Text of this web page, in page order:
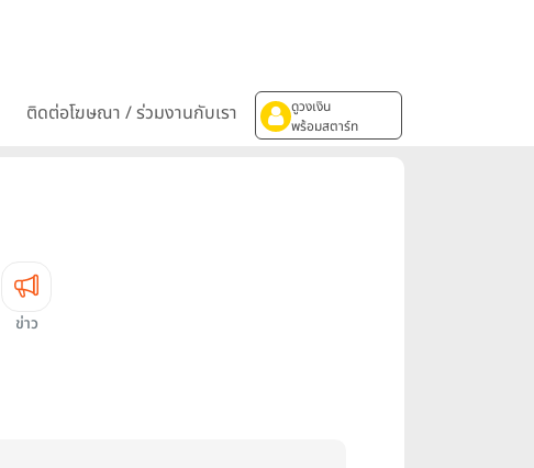
ติดต่อโฆษณา / ร่วมงานกับเรา
ดูวงเงิน
พร้อมสตาร์ท
ข่าว